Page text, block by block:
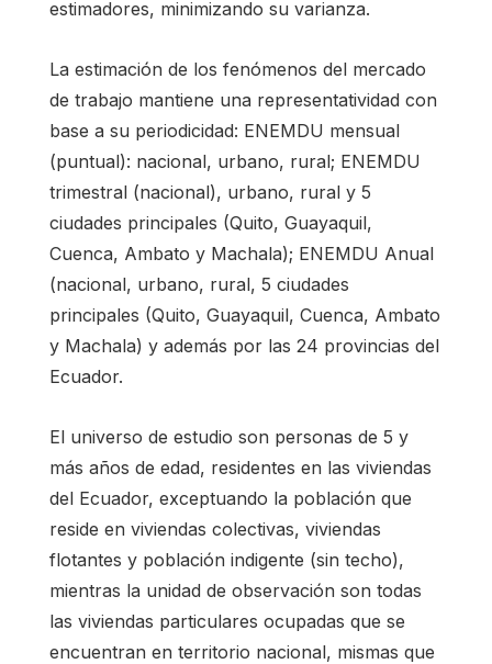
estimadores, minimizando su varianza.
La estimación de los fenómenos del mercado
de trabajo mantiene una representatividad con
base a su periodicidad: ENEMDU mensual
(puntual): nacional, urbano, rural; ENEMDU
trimestral (nacional), urbano, rural y 5
ciudades principales (Quito, Guayaquil,
Cuenca, Ambato y Machala); ENEMDU Anual
(nacional, urbano, rural, 5 ciudades
principales (Quito, Guayaquil, Cuenca, Ambato
y Machala) y además por las 24 provincias del
Ecuador.
El universo de estudio son personas de 5 y
más años de edad, residentes en las viviendas
del Ecuador, exceptuando la población que
reside en viviendas colectivas, viviendas
flotantes y población indigente (sin techo),
mientras la unidad de observación son todas
las viviendas particulares ocupadas que se
encuentran en territorio nacional, mismas que